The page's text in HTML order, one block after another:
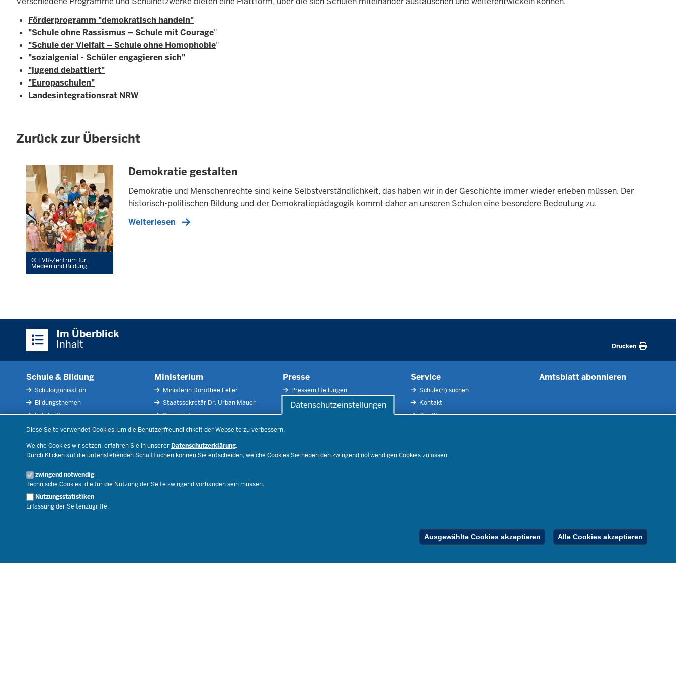
Datenschutzeinstellungen
Diese Seite verwendet Cookies, um die Benutzerfreundlichkeit der Webseite zu verbessern.
Welche Cookies wir setzen, erfahren Sie in unserer Datenschutzerklärung.
Durch Klicken auf die untenstehenden Schaltflächen können Sie entscheiden, welche Cookies Sie neben den zwingend notwendigen Cookies zulassen.
zwingend notwendig
Technische Cookies, die für die Nutzung der Seite zwingend vorhanden sein müssen.
Nutzungsstatistiken
Erfassung der Seitenzugriffe.
Ausgewählte Cookies akzeptieren Alle Cookies akzeptieren
Förderprogramm "demokratisch handeln"
"Schule ohne Rassismus – Schule mit Courage"
"Schule der Vielfalt – Schule ohne Homophobie"
"sozialgenial - Schüler engagieren sich"
"jugend debattiert"
"Europaschulen"
Landesintegrationsrat NRW
Zurück zur Übersicht
LVR-Zentrum für
Medien und Bildung
Demokratie gestalten
Demokratie und Menschenrechte sind keine Selbstverständlichkeit, das haben wir in der Geschichte immer wieder erleben müssen. Der
historisch-politischen Bildung und der Demokratiepädagogik kommt daher an unseren Schulen eine besondere Bedeutung zu.
Weiterlesen
Im Überblick
Inhalt Drucken
Schule & Bildung
Schulorganisation
Bildungsthemen
Lehrkräfte
Recht
Ministerium
Ministerin Dorothee Feller
Staatssekretär Dr. Urban Mauer
Organisation
Open Government
Veranstaltungen
Presse
Pressemitteilungen
Pressefotos
Service
Schule(n) suchen
Kontakt
Der Weg zu uns
RSS-Feed
Amtsblatt abonnieren
Inhalt Impressum Datenschutz